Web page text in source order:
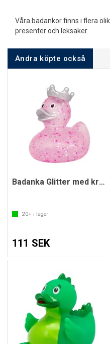
Våra badankor finns i flera
presenter och leksaker.
Andra köpte också
Badanka Glitter med krona | Rosa
20+ i lager
111 SEK